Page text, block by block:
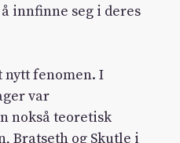
innfinne seg i deres
nytt fenomen. I
var
nokså teoretisk
Bratseth og Skutle i